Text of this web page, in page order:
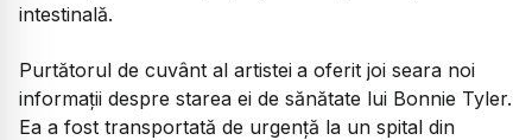
intestinală.
Purtătorul de cuvânt al artistei a oferit joi seara noi
informații despre starea ei de sănătate lui Bonnie Tyler.
Ea a fost transportată de urgență la un spital din